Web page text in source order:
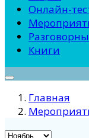
Онлайн-
Книги
Главная